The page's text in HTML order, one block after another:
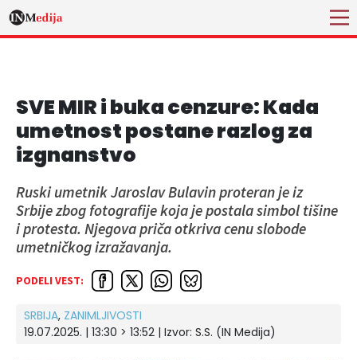
SVE MIR i buka cenzure: Kada
umetnost postane razlog za
izgnanstvo
Ruski umetnik Jaroslav Bulavin proteran je iz
Srbije zbog fotografije koja je postala simbol tišine
i protesta. Njegova priča otkriva cenu slobode
umetničkog izražavanja.
PODELI VEST:
SRBIJA, ZANIMLJIVOSTI
19.07.2025. | 13:30 > 13:52 | Izvor: S.S. (IN Medija)